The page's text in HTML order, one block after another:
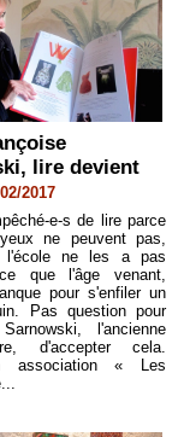
lire devient
2017
e-s de lire parce
ne peuvent pas,
l'école ne les a pas
que l'âge venant,
pour s'enfiler un
Pas question pour
l'ancienne
d'accepter cela.
association « Les